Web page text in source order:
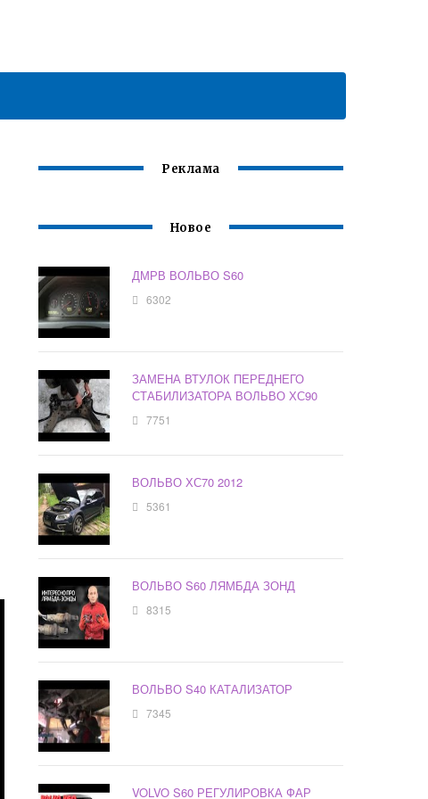
Реклама
Новое
ДМРВ ВОЛЬВО S60
6302
ЗАМЕНА ВТУЛОК ПЕРЕДНЕГО
СТАБИЛИЗАТОРА ВОЛЬВО ХС90
7751
ВОЛЬВО ХС70 2012
5361
ВОЛЬВО S60 ЛЯМБДА ЗОНД
8315
ВОЛЬВО S40 КАТАЛИЗАТОР
7345
VOLVO S60 РЕГУЛИРОВКА ФАР